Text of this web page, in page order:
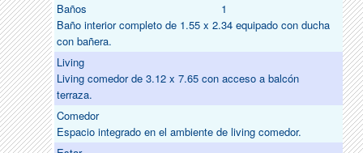
Baños
1
Baño interior completo de 1.55 x 2.34 equipado con ducha
con bañera.
Living
Living comedor de 3.12 x 7.65 con acceso a balcón
terraza.
Comedor
Espacio integrado en el ambiente de living comedor.